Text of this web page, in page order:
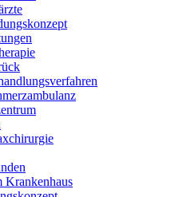
Krankenhaus